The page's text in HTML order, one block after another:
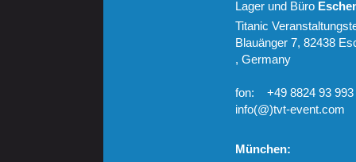
Lager und Büro
Titanic
Blauänger 7, 82438
, Germany
fon: +49 8824 93 993
info(@)tvt-event.com
München: